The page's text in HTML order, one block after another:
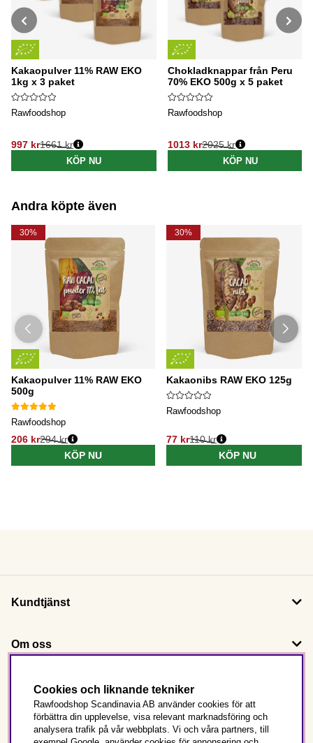
Kakaopulver 11% RAW EKO
1kg x 3 paket
Rawfoodshop
997 kr
Ordinarie pris:
1661 kr
KÖP NU
Chokladknappar från Peru
70% EKO 500g x 5 paket
Rawfoodshop
1013 kr
Ordinarie pris:
2025 kr
KÖP NU
Andra köpte även
30%
Kakaopulver 11% RAW EKO
500g
Rawfoodshop
206 kr294 kr
KÖP NU
30%
Kakaonibs RAW EKO 125g
Rawfoodshop
77 kr110 kr
KÖP NU
Kundtjänst
Om oss
Följ oss
Det här är Rawfoodshop
Cookies och liknande tekniker
Rawfoodshop Scandinavia AB använder cookies för att
förbättra din upplevelse, visa relevant marknadsföring och
analysera trafik på vår webbplats. Vi och våra partners, till